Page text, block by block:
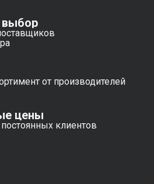
от производителей
цены
клиентов